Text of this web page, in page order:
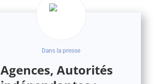
Agences, Autorités
Dans la presse